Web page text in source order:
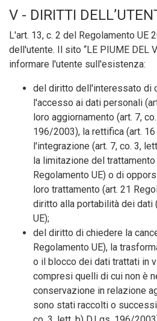
V - DIRITTI
L'art. 13, c. 2 del Regolamento
dell'utente. Il sito “LE PIUME DEL
informare l'utente sull'esistenza:
del diritto dell'interessato di
l'accesso ai dati personali
loro aggiornamento (art. 7,
196/2003), la rettifica (art. 16
l'integrazione (art. 7, co. 3,
la limitazione del
Regolamento UE) o di
loro trattamento (art. 21
diritto alla portabilità dei dati
UE);
del diritto di chiedere la
Regolamento UE), la
o il blocco dei dati trattati in
compresi quelli di cui non è
conservazione in relazione
sono stati raccolti o